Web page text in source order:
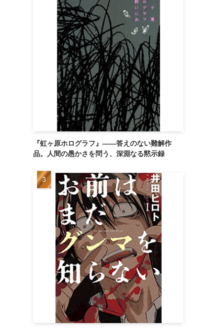
『虹ヶ原ホログラフ』——答えのない難解作
品。人間の愚かさを問う、深淵なる黙示録